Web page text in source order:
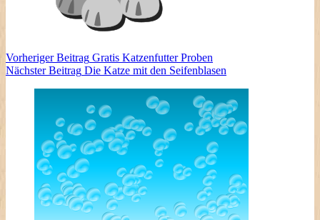
VorherigerBeitrag Gratis Katzenfutter Proben
NächsterBeitrag Die Katze mit den Seifenblasen